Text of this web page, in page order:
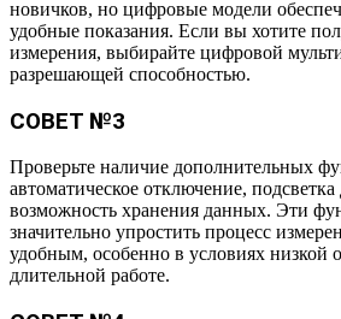
новичков, но цифровые модели
удобные показания. Если вы хотите
измерения, выбирайте цифровой
разрешающей способностью.
СОВЕТ №3
Проверьте наличие дополнительных
автоматическое отключение, подсветка
возможность хранения данных. Эти
значительно упростить процесс
удобным, особенно в условиях низкой
длительной работе.